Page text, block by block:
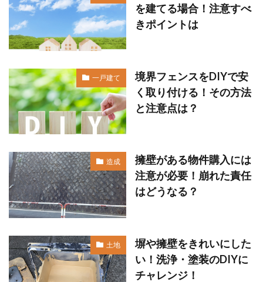
を建てる場合！注意すべ
きポイントは
一戸建て
境界フェンスをDIYで安
く取り付ける！その方法
と注意点は？
造成
擁壁がある物件購入には
注意が必要！崩れた責任
はどうなる？
土地
塀や擁壁をきれいにした
い！洗浄・塗装のDIYに
チャレンジ！